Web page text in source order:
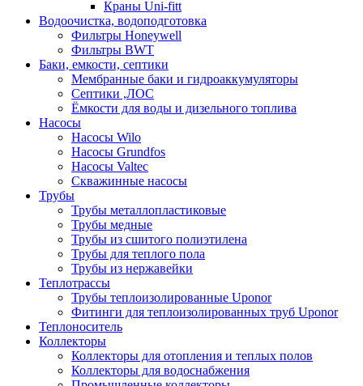
Краны Uni-fitt
Водоочистка, водоподготовка
Фильтры Honeywell
Фильтры BWT
Баки, емкости, септики
Мембранные баки и гидроаккумуляторы
Септики ,ЛОС
Ёмкости для воды и дизельного топлива
Насосы
Насосы Wilo
Насосы Grundfos
Насосы Valtec
Скважинные насосы
Трубы
Трубы металлопластиковые
Трубы медные
Трубы из сшитого полиэтилена
Трубы для теплого пола
Трубы из нержавейки
Теплотрассы
Трубы теплоизолированные Uponor
Фитинги для теплоизолированных труб Uponor
Теплоноситель
Коллекторы
Коллекторы для отопления и теплых полов
Коллекторы для водоснабжения